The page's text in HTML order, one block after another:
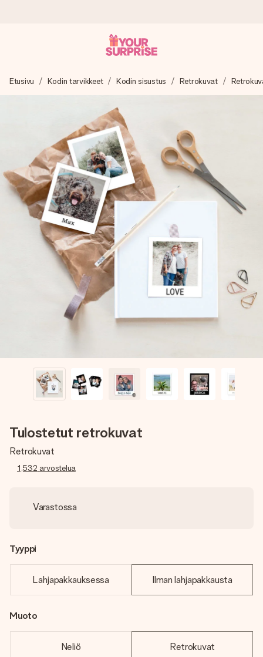
Valmistamme lahjasi huolella ja lähetämme sen hetkessä,
jotta voit antaa sen juuri oikeaan aikaan, kun sillä on eniten
4,8 (+15 000 arvostelun perusteella)
Lahjamme inspiroivat. Asiakkaiden arvosana on 4,8 Google
Reviewsissä.
Ilmainen tervehdyskortti
Tilaa tänään – personoitu lahja valmistuu ja lähtee matkaan
nopeammin kuin ehdit sanoa “yllätys!”
Etusivu Kodin tarvikkeet Kodin sisustus Retrokuvat
Tulostetut retrokuvat
Retrokuvat
1,532 arvostelua
Varastossa
Tyyppi
Lahjapakkauksessa Ilman lahjapakkausta
Muoto
Neliö Retrokuvat